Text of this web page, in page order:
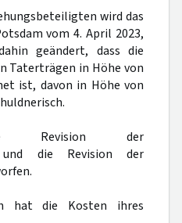
wird das
vom 4. April 2023,
geändert, dass die
Taterträgen in Höhe von
ist, davon in Höhe von
Revision der
und die Revision der
hat die Kosten ihres